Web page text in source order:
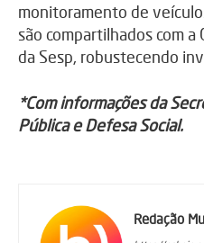
monitoramento de
são compartilhados com
da Sesp, robustecendo
*Com informações da
Pública e Defesa Social.
Redação